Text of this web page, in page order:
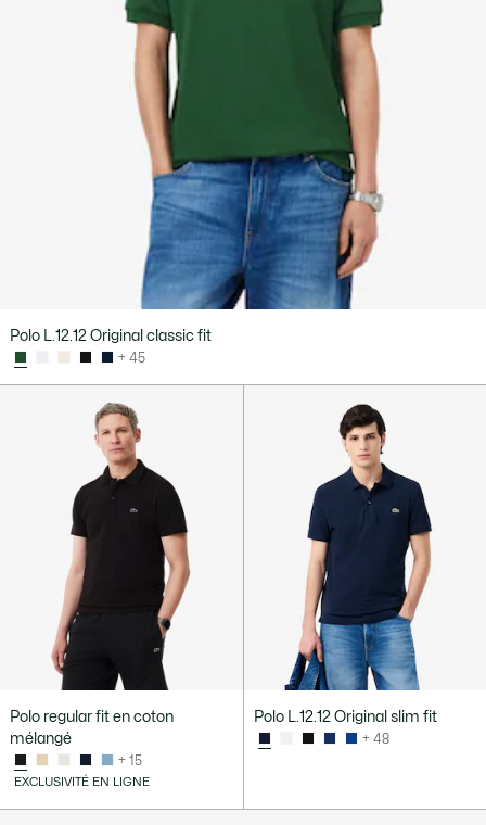
Polo L.12.12 Original classic fit
+ 45
Polo regular fit en coton
mélangé
+ 15
EXCLUSIVITÉ EN LIGNE
Polo L.12.12 Original slim fit
+ 48